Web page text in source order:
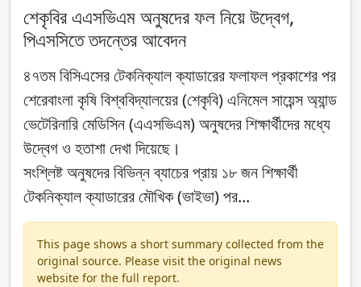
শেকৃবির এএসভিএম অনুষদের ফল নিয়ে উদ্বেগ,
পিএসসিতে তদন্তের আবেদন
৪৭তম বিসিএসের টেকনিক্যাল ক্যাডারের ফলাফল প্রকাশের পর
শেরেবাংলা কৃষি বিশ্ববিদ্যালয়ের (শেকৃবি) এনিমেল সায়েন্স অ্যান্ড
ভেটেরিনারি মেডিসিন (এএসভিএম) অনুষদের শিক্ষার্থীদের মধ্যে
উদ্বেগ ও হতাশা দেখা দিয়েছে।
সংশ্লিষ্ট অনুষদের বিভিন্ন ব্যাচের প্রায় ১৮ জন শিক্ষার্থী
টেকনিক্যাল ক্যাডারের মৌখিক (ভাইভা) পর...
This page shows a short summary collected from the
original source. Please visit the original news
website for the full report.